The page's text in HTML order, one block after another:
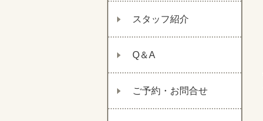
スタッフ紹介
Q＆A
ご予約・お問合せ